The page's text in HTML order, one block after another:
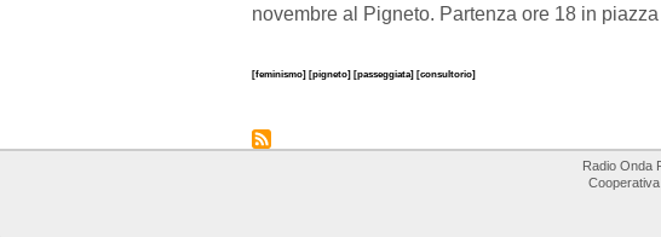
novembre al Pigneto. Partenza ore 18 in
[feminismo] [pigneto] [passeggiata] [consultorio]
Radio Onda